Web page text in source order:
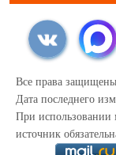
Все права
Дата последнего
При использовании
источник